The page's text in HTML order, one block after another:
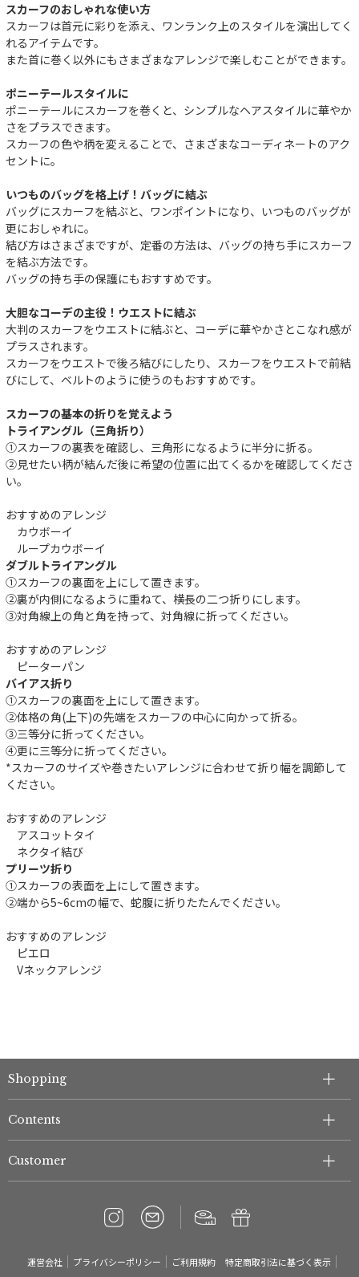
件
スカーフのおしゃれな使い方
スカーフは首元に彩りを添え、ワンランク上のスタイルを演出してく
れるアイテムです。
また首に巻く以外にもさまざまなアレンジで楽しむことができます。
ポニーテールスタイルに
ポニーテールにスカーフを巻くと、シンプルなヘアスタイルに華やか
さをプラスできます。
スカーフの色や柄を変えることで、さまざまなコーディネートのアク
セントに。
いつものバッグを格上げ！バッグに結ぶ
バッグにスカーフを結ぶと、ワンポイントになり、いつものバッグが
更におしゃれに。
結び方はさまざまですが、定番の方法は、バッグの持ち手にスカーフ
を結ぶ方法です。
バッグの持ち手の保護にもおすすめです。
大胆なコーデの主役！ウエストに結ぶ
大判のスカーフをウエストに結ぶと、コーデに華やかさとこなれ感が
プラスされます。
スカーフをウエストで後ろ結びにしたり、スカーフをウエストで前結
びにして、ベルトのように使うのもおすすめです。
スカーフの基本の折りを覚えよう
トライアングル（三角折り）
①スカーフの裏表を確認し、三角形になるように半分に折る。
②見せたい柄が結んだ後に希望の位置に出てくるかを確認してくださ
い。
おすすめのアレンジ
カウボーイ
ループカウボーイ
ダブルトライアングル
①スカーフの裏面を上にして置きます。
②裏が内側になるように重ねて、横長の二つ折りにします。
③対角線上の角と角を持って、対角線に折ってください。
おすすめのアレンジ
ピーターパン
バイアス折り
①スカーフの裏面を上にして置きます。
②体格の角(上下)の先端をスカーフの中心に向かって折る。
③三等分に折ってください。
④更に三等分に折ってください。
*スカーフのサイズや巻きたいアレンジに合わせて折り幅を調節して
ください。
おすすめのアレンジ
アスコットタイ
ネクタイ結び
プリーツ折り
①スカーフの表面を上にして置きます。
②端から5~6cmの幅で、蛇腹に折りたたんでください。
おすすめのアレンジ
ピエロ
Vネックアレンジ
Shopping
Contents
Customer
運営会社 プライバシーポリシー ご利用規約
特定商取引法に基づく表示